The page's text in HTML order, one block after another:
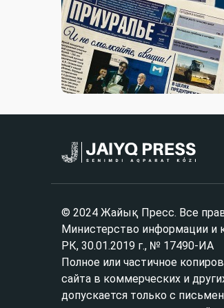
© 2024 Жайық Пресс. Все
Министерство информации и
РК, 30.01.2019 г., № 17490-ИА
Полное или частичное
сайта в коммерческих и
допускается только с